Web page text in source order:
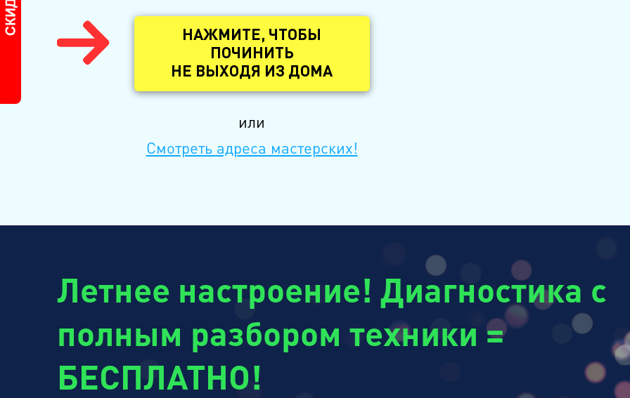
НАЖМИТЕ, ЧТОБЫ
ПОЧИНИТЬ
НЕ ВЫХОДЯ ИЗ ДОМА
или
Смотреть адреса мастерских!
Летнее настроение! Диагностика с
полным разбором техники =
БЕСПЛАТНО!